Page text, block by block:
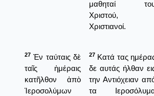
μαθηταί
Χριστού,
Χριστιανοί.
27 Ἐν ταύταις δὲ
ταῖς ἡμέραις
κατῆλθον ἀπὸ
Ἱεροσολύμων
27 Κατά τας
δε αυτάς ήλθαν
την Αντιόχειαν
τα